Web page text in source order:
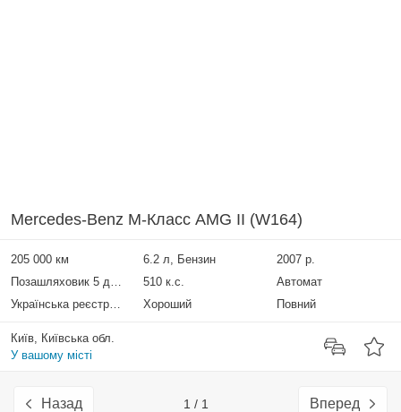
Mercedes-Benz M-Класс AMG II (W164)
205 000 км 6.2 л, Бензин
2007 р.
Позашляховик 5 дверей
510 к.с.
Автомат
Українська реєстрація
Хороший Повний
Київ, Київська обл.
У вашому місті
Назад 1 / 1 Вперед